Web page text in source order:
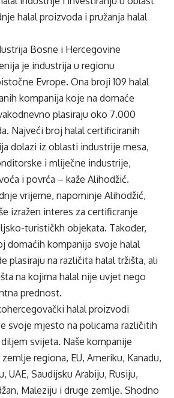
halal proizvoda i pružanja halal
Bosne i Hercegovine
je industrija u regionu
Evrope. Ona broji 109 halal
kompanija koje na domaće
plasiraju oko 7.000
Najveći broj halal certificiranih
dolazi iz oblasti industrije mesa,
i mliječne industrije,
i povrća – kaže Alihodžić.
vrijeme, napominje Alihodžić,
izražen interes za certificranje
turističkh objekata. Također,
domaćih kompanija svoje halal
plasiraju na različita halal tržišta, ali
na kojima halal nije uvjet nego
prednost.
halal proizvodi
svoje mjesto na policama različitih
svijeta. Naše kompanije
regiona, EU, Ameriku, Kanadu,
UAE, Saudijsku Arabiju, Rusiju,
Maleziju i druge zemlje. Shodno